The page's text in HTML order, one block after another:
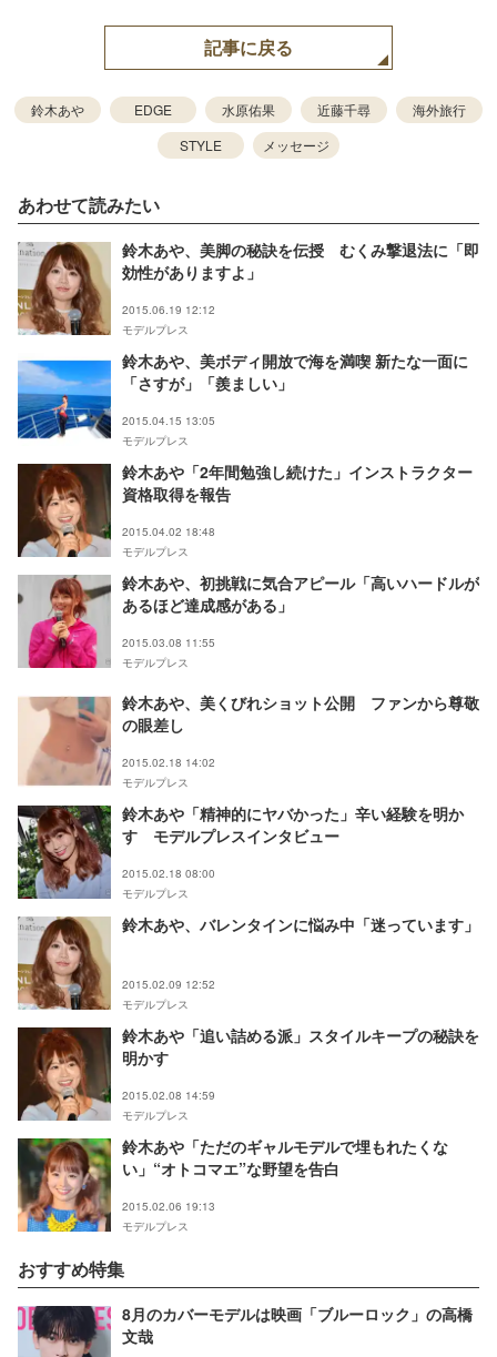
記事に戻る
鈴木あや EDGE 水原佑果 近藤千尋
海外旅行
STYLE
メッセージ
あわせて読みたい
鈴木あや、美脚の秘訣を伝授 むくみ撃退法に「即
効性がありますよ」
2015.06.19 12:12
モデルプレス
鈴木あや、美ボディ開放で海を満喫 新たな一面に
「さすが」「羨ましい」
2015.04.15 13:05
モデルプレス
鈴木あや「2年間勉強し続けた」インストラクター
資格取得を報告
2015.04.02 18:48
モデルプレス
鈴木あや、初挑戦に気合アピール「高いハードルが
あるほど達成感がある」
2015.03.08 11:55
モデルプレス
鈴木あや、美くびれショット公開 ファンから尊敬
の眼差し
2015.02.18 14:02
モデルプレス
鈴木あや「精神的にヤバかった」辛い経験を明か
す モデルプレスインタビュー
2015.02.18 08:00
モデルプレス
鈴木あや、バレンタインに悩み中「迷っています」
2015.02.09 12:52
モデルプレス
鈴木あや「追い詰める派」スタイルキープの秘訣を
明かす
2015.02.08 14:59
モデルプレス
鈴木あや「ただのギャルモデルで埋もれたくな
い」“オトコマエ”な野望を告白
2015.02.06 19:13
モデルプレス
おすすめ特集
8月のカバーモデルは映画「ブルーロック」の高橋
文哉